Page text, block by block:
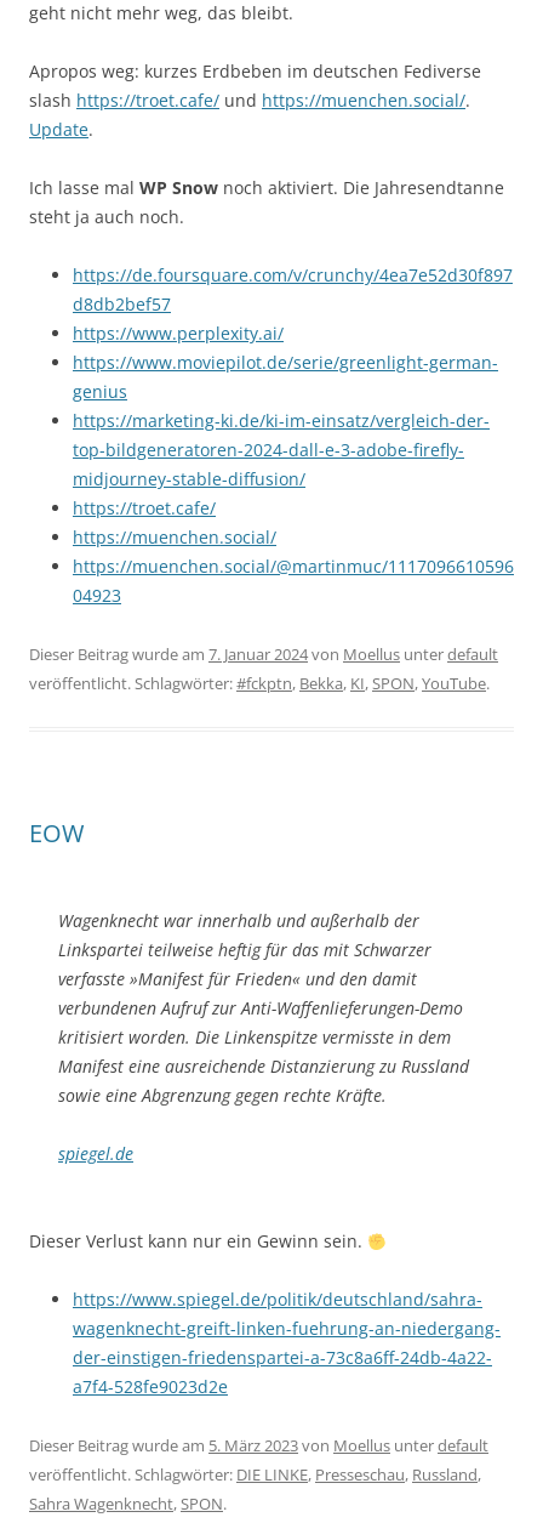
geht nicht mehr weg, das bleibt.
Apropos weg: kurzes Erdbeben im deutschen Fediverse
slash https://troet.cafe/ und https://muenchen.social/.
Update.
Ich lasse mal WP Snow noch aktiviert. Die Jahresendtanne
steht ja auch noch.
https://de.foursquare.com/v/crunchy/4ea7e52d30f897
d8db2bef57
https://www.perplexity.ai/
https://www.moviepilot.de/serie/greenlight-german-
genius
https://marketing-ki.de/ki-im-einsatz/vergleich-der-
top-bildgeneratoren-2024-dall-e-3-adobe-firefly-
midjourney-stable-diffusion/
https://troet.cafe/
https://muenchen.social/
https://muenchen.social/@martinmuc/1117096610596
04923
Dieser Beitrag wurde am 7. Januar 2024von Moellus unterdefault
veröffentlicht. Schlagwörter:#fckptn, Bekka, KI,SPON,YouTube.
EOW
Wagenknecht war innerhalb und außerhalb der
Linkspartei teilweise heftig für das mit Schwarzer
verfasste »Manifest für Frieden« und den damit
verbundenen Aufruf zur Anti-Waffenlieferungen-Demo
kritisiert worden. Die Linkenspitze vermisste in dem
Manifest eine ausreichende Distanzierung zu Russland
sowie eine Abgrenzung gegen rechte Kräfte.
spiegel.de
Dieser Verlust kann nur ein Gewinn sein.
https://www.spiegel.de/politik/deutschland/sahra-
wagenknecht-greift-linken-fuehrung-an-niedergang-
der-einstigen-friedenspartei-a-73c8a6ff-24db-4a22-
a7f4-528fe9023d2e
Dieser Beitrag wurde am 5. März 2023von Moellus unterdefault
veröffentlicht. Schlagwörter: DIE LINKE, Presseschau, Russland,
Sahra Wagenknecht,SPON.